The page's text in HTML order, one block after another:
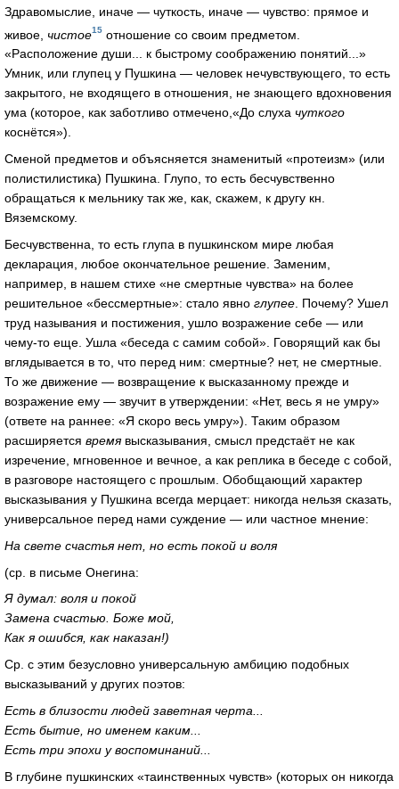
Здравомыслие, иначе — чуткость, иначе — чувство: прямое и
живое, чистое15 отношение со своим предметом.
«Расположение души... к быстрому соображению понятий...»
Умник, или глупец у Пушкина — человек нечувствующего, то есть
закрытого, не входящего в отношения, не знающего вдохновения
ума (которое, как заботливо отмечено,«До слуха чуткого
коснётся»).
Сменой предметов и объясняется знаменитый «протеизм» (или
полистилистика) Пушкина. Глупо, то есть бесчувственно
обращаться к мельнику так же, как, скажем, к другу кн.
Вяземскому.
Бесчувственна, то есть глупа в пушкинском мире любая
декларация, любое окончательное решение. Заменим,
например, в нашем стихе «не смертные чувства» на более
решительное «бессмертные»: стало явно глупее . Почему? Ушел
труд называния и постижения, ушло возражение себе — или
чему-то еще. Ушла «беседа с самим собой». Говорящий как бы
вглядывается в то, что перед ним: смертные? нет, не смертные.
То же движение — возвращение к высказанному прежде и
возражение ему — звучит в утверждении: «Нет, весь я не умру»
(ответе на раннее: «Я скоро весь умру»). Таким образом
расширяется времявысказывания, смысл предстаёт не как
изречение, мгновенное и вечное, а как реплика в беседе с собой,
в разговоре настоящего с прошлым. Обобщающий характер
высказывания у Пушкина всегда мерцает: никогда нельзя сказать,
универсальное перед нами суждение — или частное мнение:
На свете счастья нет, но есть покой и воля
(ср. в письме Онегина:
Я думал: воля и покой
Замена счастью. Боже мой,
Как я ошибся, как наказан!)
Ср. с этим безусловно универсальную амбицию подобных
высказываний у других поэтов:
Есть в близости людей заветная черта...
Есть бытие, но именем каким...
Есть три эпохи у воспоминаний...
В глубине пушкинских «таинственных чувств» (которых он никогда